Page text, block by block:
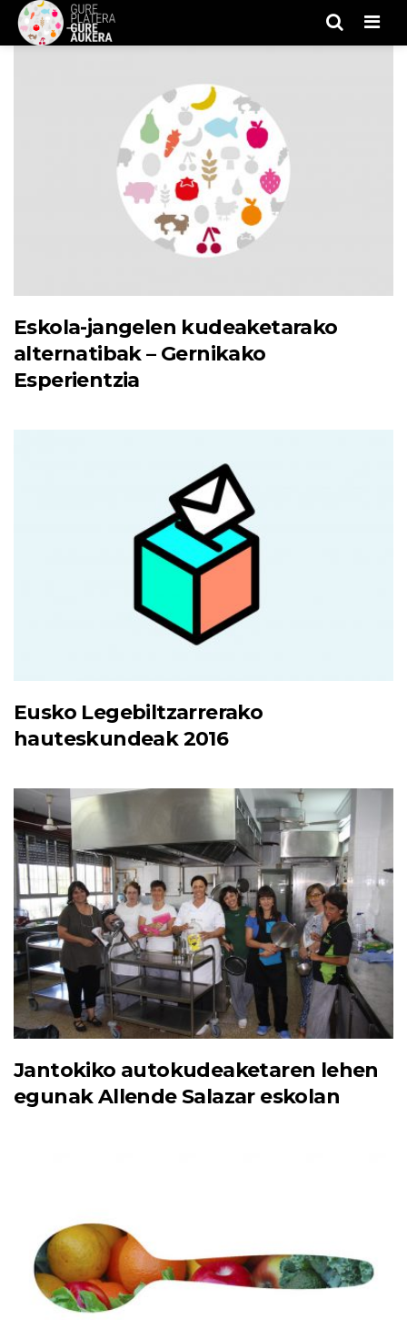
Eskola-jangelen kudeaketarako
alternatibak – Gernikako
Esperientzia
Eusko Legebiltzarrerako
hauteskundeak 2016
Jantokiko autokudeaketaren lehen
egunak Allende Salazar eskolan